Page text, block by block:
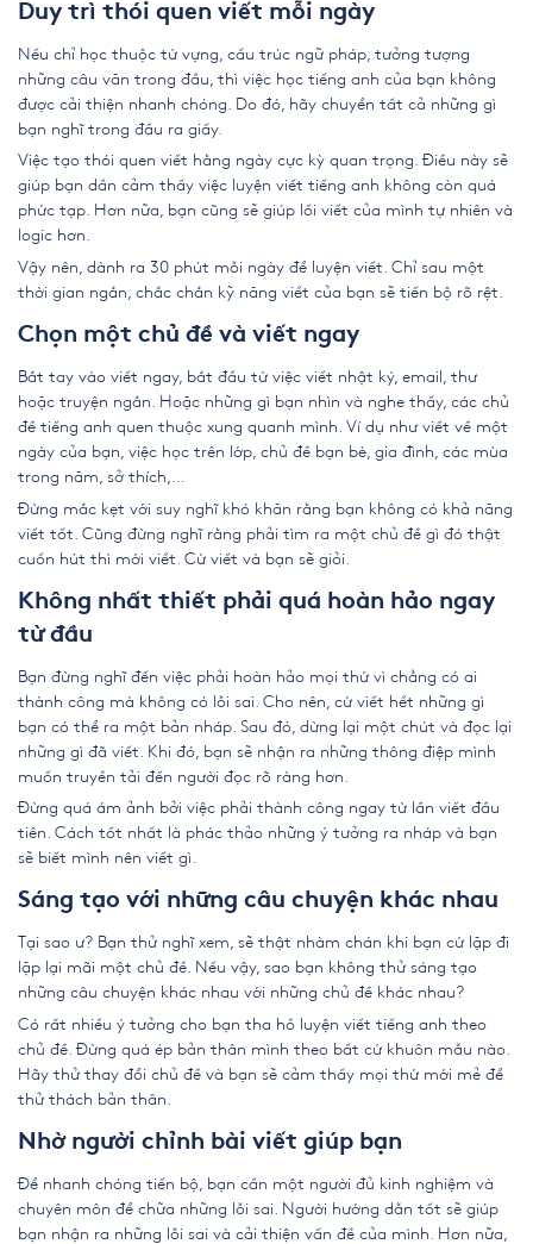
Duy trì thói quen viết mỗi ngày
Nếu chỉ học thuộc từ vựng, cấu trúc ngữ pháp, tưởng tượng
những câu văn trong đầu, thì việc học tiếng anh của bạn không
được cải thiện nhanh chóng. Do đó, hãy chuyển tất cả những gì
bạn nghĩ trong đầu ra giấy.
Việc tạo thói quen viết hằng ngày cực kỳ quan trọng. Điều này sẽ
giúp bạn dần cảm thấy việc luyện viết tiếng anh không còn quá
phức tạp. Hơn nữa, bạn cũng sẽ giúp lối viết của mình tự nhiên và
logic hơn.
Vậy nên, dành ra 30 phút mỗi ngày để luyện viết. Chỉ sau một
thời gian ngắn, chắc chắn kỹ năng viết của bạn sẽ tiến bộ rõ rệt.
Chọn một chủ đề và viết ngay
Bắt tay vào viết ngay, bắt đầu từ việc viết nhật ký, email, thư
hoặc truyện ngắn. Hoặc những gì bạn nhìn và nghe thấy, các chủ
đề tiếng anh quen thuộc xung quanh mình. Ví dụ như viết về một
ngày của bạn, việc học trên lớp, chủ đề bạn bè, gia đình, các mùa
trong năm, sở thích,…
Đừng mắc kẹt với suy nghĩ khó khăn rằng bạn không có khả năng
viết tốt. Cũng đừng nghĩ rằng phải tìm ra một chủ đề gì đó thật
cuốn hút thì mới viết. Cứ viết và bạn sẽ giỏi.
Không nhất thiết phải quá hoàn hảo ngay
từ đầu
Bạn đừng nghĩ đến việc phải hoàn hảo mọi thứ vì chẳng có ai
thành công mà không có lỗi sai. Cho nên, cứ viết hết những gì
bạn có thể ra một bản nháp. Sau đó, dừng lại một chút và đọc lại
những gì đã viết. Khi đó, bạn sẽ nhận ra những thông điệp mình
muốn truyền tải đến người đọc rõ ràng hơn.
Đừng quá ám ảnh bởi việc phải thành công ngay từ lần viết đầu
tiên. Cách tốt nhất là phác thảo những ý tưởng ra nháp và bạn
sẽ biết mình nên viết gì.
Sáng tạo với những câu chuyện khác nhau
Tại sao ư? Bạn thử nghĩ xem, sẽ thật nhàm chán khi bạn cứ lặp đi
lặp lại mãi một chủ đề. Nếu vậy, sao bạn không thử sáng tạo
những câu chuyện khác nhau với những chủ đề khác nhau?
Có rất nhiều ý tưởng cho bạn tha hồ luyện viết tiếng anh theo
chủ đề. Đừng quá ép bản thân mình theo bất cứ khuôn mẫu nào.
Hãy thử thay đổi chủ đề và bạn sẽ cảm thấy mọi thứ mới mẻ để
thử thách bản thân.
Nhờ người chỉnh bài viết giúp bạn
Để nhanh chóng tiến bộ, bạn cần một người đủ kinh nghiệm và
chuyên môn để chữa những lỗi sai. Người hướng dẫn tốt sẽ giúp
bạn nhận ra những lỗi sai và cải thiện vấn đề của mình. Hơn nữa,